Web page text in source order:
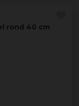
rond 40 cm